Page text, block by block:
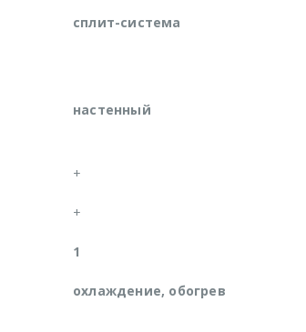
сплит-система
настенный
+
+
1
охлаждение, обогрев